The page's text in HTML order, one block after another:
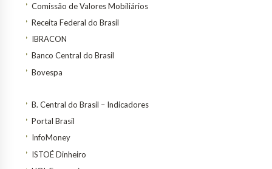
Comissão de Valores Mobiliários
Receita Federal do Brasil
IBRACON
Banco Central do Brasil
Bovespa
B. Central do Brasil – Indicadores
Portal Brasil
InfoMoney
ISTOÉ Dinheiro